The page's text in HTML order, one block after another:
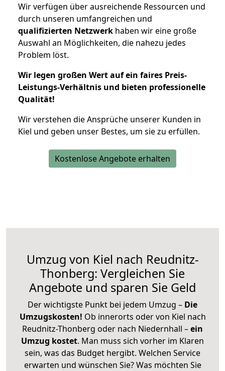
Wir verfügen über ausreichende Ressourcen und
durch unseren umfangreichen und
qualifizierten Netzwerk haben wir eine große
Auswahl an Möglichkeiten, die nahezu jedes
Problem löst.
Wir legen großen Wert auf ein faires Preis-
Leistungs-Verhältnis und bieten professionelle
Qualität!
Wir verstehen die Ansprüche unserer Kunden in
Kiel und geben unser Bestes, um sie zu erfüllen.
Kostenlose Angebote erhalten
Umzug von Kiel nach Reudnitz-
Thonberg: Vergleichen Sie
Angebote und sparen Sie Geld
Der wichtigste Punkt bei jedem Umzug – Die
Umzugskosten! Ob innerorts oder von Kiel nach
Reudnitz-Thonberg oder nach Niedernhall –ein
Umzug kostet. Man muss sich vorher im Klaren
sein, was das Budget hergibt. Welchen Service
erwarten und wünschen Sie? Was möchten Sie